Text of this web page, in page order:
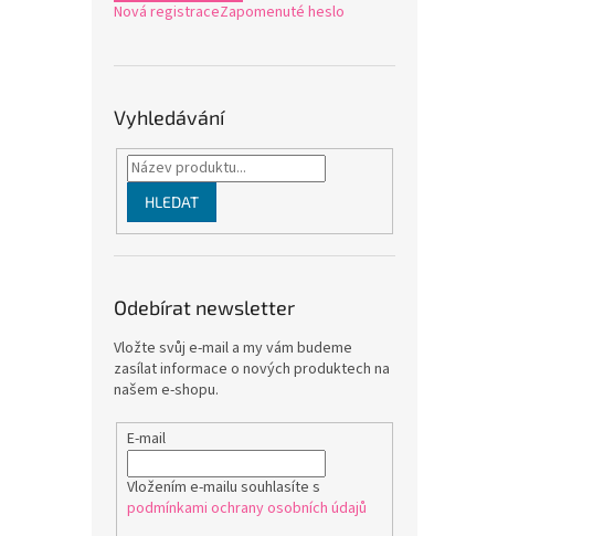
Nová registraceZapomenuté heslo
Vyhledávání
HLEDAT
Odebírat newsletter
Vložte svůj e-mail a my vám budeme
zasílat informace o nových produktech na
našem e-shopu.
E-mail
Vložením e-mailu souhlasíte s
podmínkami ochrany osobních údajů